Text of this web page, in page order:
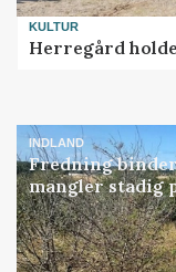
KULTUR
Herregård
INDLAND
Fredning
mangler stadig